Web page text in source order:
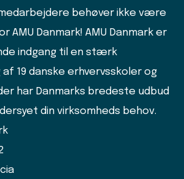
behøver ikke være
AMU Danmark! AMU Danmark er
indgang til en stærk
19 danske erhvervsskoler og
har Danmarks bredeste udbud
din virksomheds behov.